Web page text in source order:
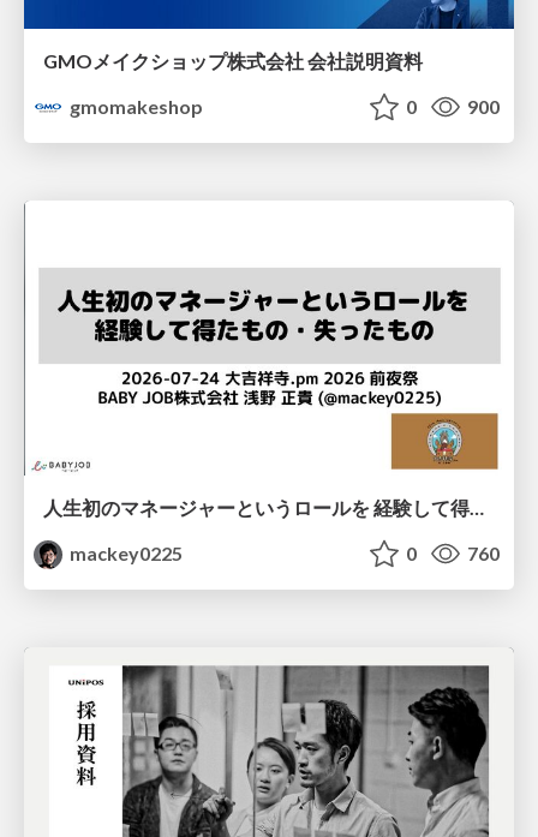
GMOメイクショップ株式会社 会社説明資料
gmomakeshop
0 900
人生初のマネージャーというロールを 経験して得たもの・失ったもの / Reflections on My First Manager Role
mackey0225
0 760